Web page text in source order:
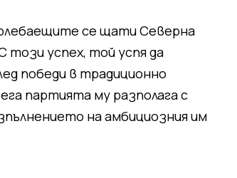
се щати Северна
този успех, той успя да
победи в традиционно
партията му разполага с
на амбициозния им